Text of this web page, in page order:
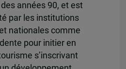
années 90, et est
par les institutions
nationales comme
pour initier en
s’inscrivant